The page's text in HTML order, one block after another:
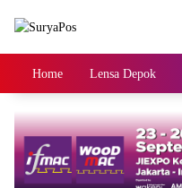
Home Lensa Depok